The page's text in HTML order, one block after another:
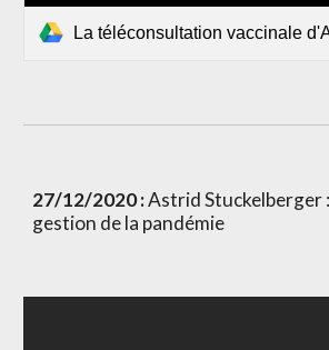
La téléconsultation vaccinale d'Albert et son médecin Dr Poussa, avec
27/12/2020 : Astrid Stuckelberger
gestion de la pandémie